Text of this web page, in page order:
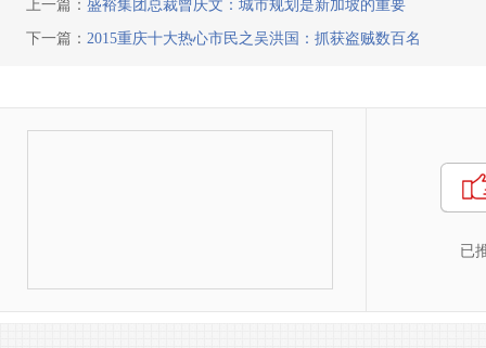
上一篇： 盛裕集团总裁曾庆文：城市规划是新加坡的重要
下一篇： 2015重庆十大热心市民之吴洪国：抓获盗贼数百名
已